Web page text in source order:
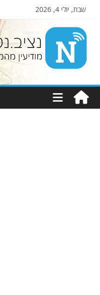
שבת, יולי 4, 2026
Nziv.net
מודיעין
מהמקורות